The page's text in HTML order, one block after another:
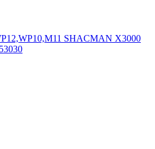
SHACMAN X3000